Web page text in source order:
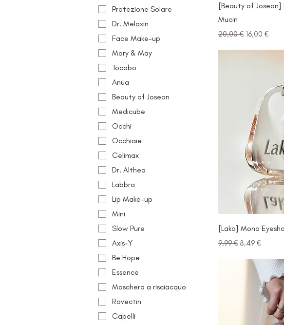
Protezione Solare
Dr. Melaxin
Face Make-up
Mary & May
Tocobo
Anua
Beauty of Joseon
Medicube
Occhi
Occhiaie
Celimax
Dr. Althea
Labbra
Lip Make-up
Mini
Slow Pure
Axis-Y
Be Hope
Essence
Maschera a risciacquo
Rovectin
Capelli
[Beauty of Joseon]
Mucin
Prezzo regolare
20,00 € Prezzo
16,00 €
[Laka] Mono
Prezzo regolare
9,99 € Prezzo
8,49 €